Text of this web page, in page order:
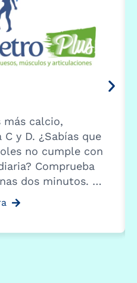
más calcio,
y D. ¿Sabías que
no cumple con
Comprueba
dos minutos. …